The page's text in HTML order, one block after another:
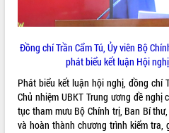
Lễ truy điệu và an táng hài cốt liệt sĩ
Bàn giải pháp tháo gỡ khó khăn trong
xuất khẩu sầu riêng và triển khai quy
định EUDR
Thứ trưởng Bộ Nông nghiệp và Môi
trường Nguyễn Hoàng Hiệp khảo sát
vùng trồng và doanh nghiệp đóng gói
THỐNG KÊ TRUY CẬP
Tất cả:
66095639
Đồng chí Trần Cẩm Tú, Ủy viên Bộ
phát biểu kết luận Hội
Phát biểu kết luận hội nghị, đồng chí
Chủ nhiệm UBKT Trung ương đề nghị
tục tham mưu Bộ Chính trị, Ban Bí
và hoàn thành chương trình kiểm tra,